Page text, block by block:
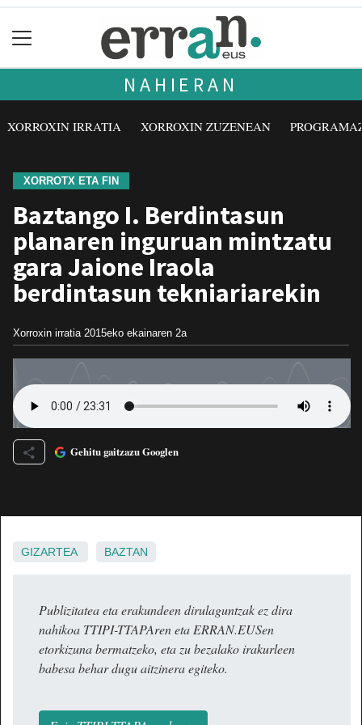
NAHIERAN
XORROXIN IRRATIA XORROXIN ZUZENEAN
XORROTX ETA FIN
Baztango I. Berdintasun
planaren inguruan mintzatu
gara Jaione Iraola
berdintasun tekniariarekin
Xorroxin irratia 2015eko ekainaren 2a
Gehitu gaitzazu Googlen
GIZARTEA BAZTAN
Publizitatea eta erakundeen dirulaguntzak ez dira
nahikoa TTIPI-TTAPAren eta ERRAN.EUSen
etorkizuna bermatzeko, eta zu bezalako irakurleen
babesa behar dugu aitzinera egiteko.